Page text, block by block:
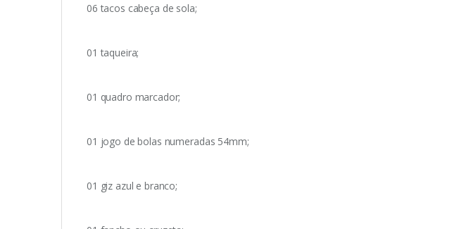
06 tacos cabeça de sola;
01 taqueira;
01 quadro marcador;
01 jogo de bolas numeradas 54mm;
01 giz azul e branco;